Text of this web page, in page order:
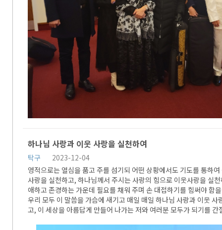
하나님 사랑과 이웃 사랑을 실천하여
탁구
2023-12-04
영적으로는 열심을 품고 주를 섬기되 어떤 상황에서도 기도를 통하
사랑을 실천하고, 하나님께서 주시는 사랑의 힘으로 이웃사랑을 실
애하고 존경하는 가운데 필요를 채워 주며 손 대접하기를 힘써야 함
우리 모두 이 말씀을 가슴에 새기고 매일 매일 하나님 사랑과 이웃
고, 이 세상을 아름답게 만들어 나가는 저와 여러분 모두가 되기를